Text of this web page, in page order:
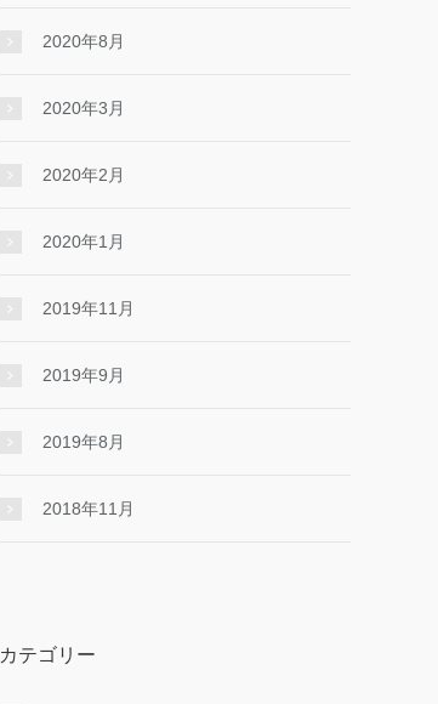
2020年8月
2020年3月
2020年2月
2020年1月
2019年11月
2019年9月
2019年8月
2018年11月
カテゴリー